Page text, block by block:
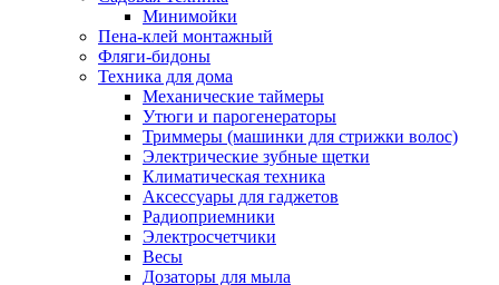
Минимойки
Пена-клей монтажный
Фляги-бидоны
Техника для дома
Механические таймеры
Утюги и парогенераторы
Триммеры (машинки для стрижки волос)
Электрические зубные щетки
Климатическая техника
Аксессуары для гаджетов
Радиоприемники
Электросчетчики
Весы
Дозаторы для мыла